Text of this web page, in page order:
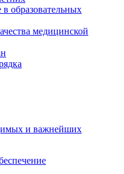
образовательных
медицинской
и важнейших